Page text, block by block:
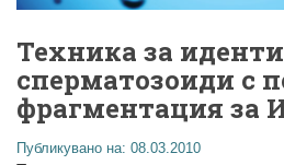
Техника за
сперматозоиди с
фрагментация за
Публикувано на: 08.03.2010